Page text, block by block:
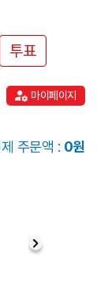
투표
마이페이지
주문액 : 0원